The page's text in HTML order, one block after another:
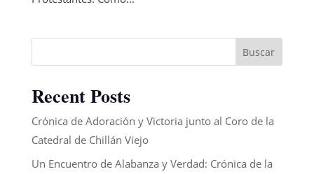
Buscar
Recent Posts
Crónica de Adoración y Victoria junto al Coro de la
Catedral de Chillán Viejo
Un Encuentro de Alabanza y Verdad: Crónica de la